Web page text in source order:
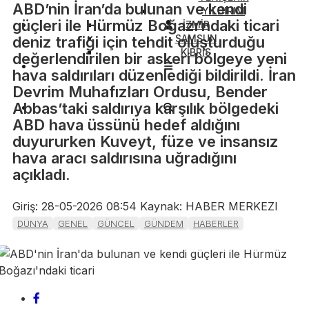
YILDIRIM
İZMİR
SAMSUN
KIBRIS
ABD’nin İran’da bulunan ve kendi
güçleri ile Hürmüz Boğazı’ndaki ticari
deniz trafiği için tehdit oluşturduğu
değerlendirilen bir askeri bölgeye yeni
hava saldırıları düzenlediği bildirildi. İran
Devrim Muhafızları Ordusu, Bender
Abbas’taki saldırıya karşılık bölgedeki
ABD hava üssünü hedef aldığını
duyururken Kuveyt, füze ve insansız
hava aracı saldırısına uğradığını
açıkladı.
Giriş: 28-05-2026 08:54 Kaynak: HABER MERKEZI
DÜNYA GENEL GÜNCEL GÜNDEM HABERLER